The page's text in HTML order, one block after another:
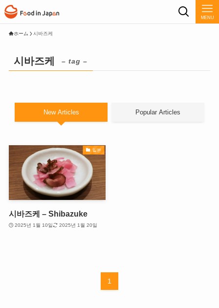
MENU
ホーム 시바즈케
시바즈케 – tag –
New Articles Popular Articles
일본
시바즈케 – Shibazuke
2025년 1월 10일 2025년 1월 20일
1